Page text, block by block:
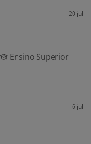
20 jul
Ensino Superior
6 jul